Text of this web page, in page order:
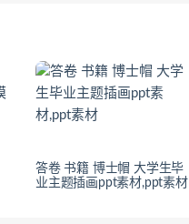
答卷 书籍 博士帽 大学生毕
业主题插画ppt素材,ppt素材